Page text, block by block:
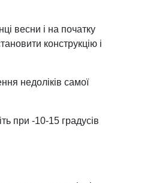
весни і на початку
конструкцію і
недоліків самої
при -10-15 градусів